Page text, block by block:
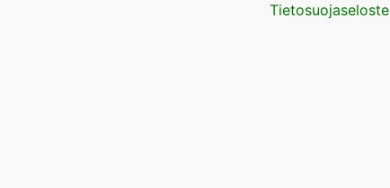
Tietosuojaseloste